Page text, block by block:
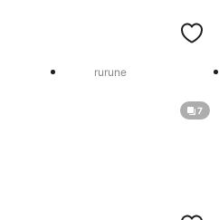
rurune
7